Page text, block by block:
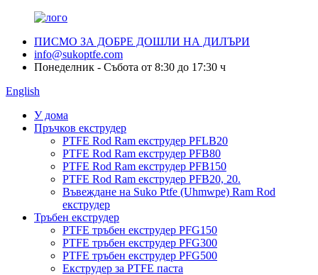
ПИСМО ЗА ДОБРЕ ДОШЛИ НА ДИЛЪРИ
info@sukoptfe.com
Понеделник - Събота от 8:30 до 17:30 ч
English
У дома
Пръчков екструдер
PTFE Rod Ram екструдер PFLB20
PTFE Rod Ram екструдер PFB80
PTFE Rod Ram екструдер PFB150
PTFE Rod Ram екструдер PFB20, 20.
Въвеждане на Suko Ptfe (Uhmwpe) Ram Rod
екструдер
Тръбен екструдер
PTFE тръбен екструдер PFG150
PTFE тръбен екструдер PFG300
PTFE тръбен екструдер PFG500
Екструдер за PTFE паста